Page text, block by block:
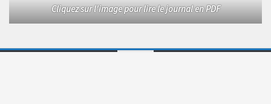
Cliquez sur l'image pour lire le journal en PDF